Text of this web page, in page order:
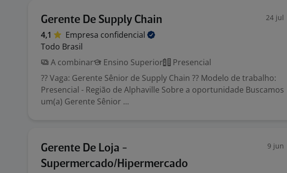
Gerente De Supply Chain 24 jul
4,1 Empresa confidencial
Todo Brasil
A combinar
Ensino Superior
Presencial
?? Vaga: Gerente Sênior de Supply Chain ?? Modelo de trabalho:
Presencial - Região de Alphaville Sobre a oportunidade Buscamos
um(a) Gerente Sênior ...
Gerente De Loja -
Supermercado/Hipermercado
9 jun